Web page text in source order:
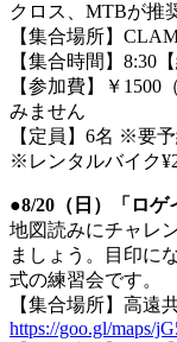
クロス、MTBが推
【集合場所】
【集合時間】8:30
【参加費】￥
みません
【定員】6名 ※要
※レンタルバイク
●8/20（日）「ロゲ
地図読みにチャレ
ましょう。目印に
式の練習会です。
【集合場所】高遠
https://goo.gl/maps/